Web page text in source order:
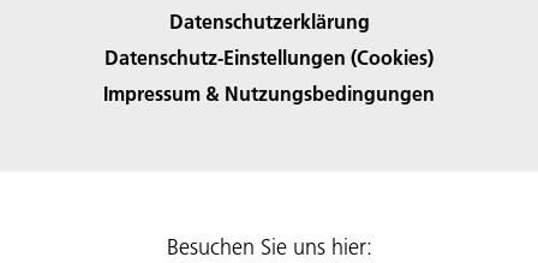
Datenschutzerklärung
Datenschutz-Einstellungen (Cookies)
Impressum & Nutzungsbedingungen
Besuchen Sie uns hier: